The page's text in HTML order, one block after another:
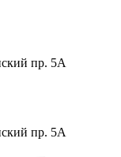
пр. 5А
пр. 5А